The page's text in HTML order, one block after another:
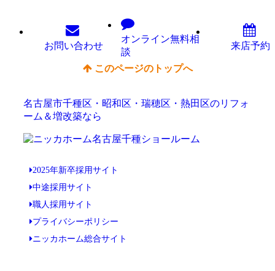
お問い合わせ
オンライン無料相
談
来店予約
このページのトップへ
名古屋市千種区・昭和区・瑞穂区・熱田区のリフォ
ーム＆増改築なら
2025年新卒採用サイト
中途採用サイト
職人採用サイト
プライバシーポリシー
ニッカホーム総合サイト